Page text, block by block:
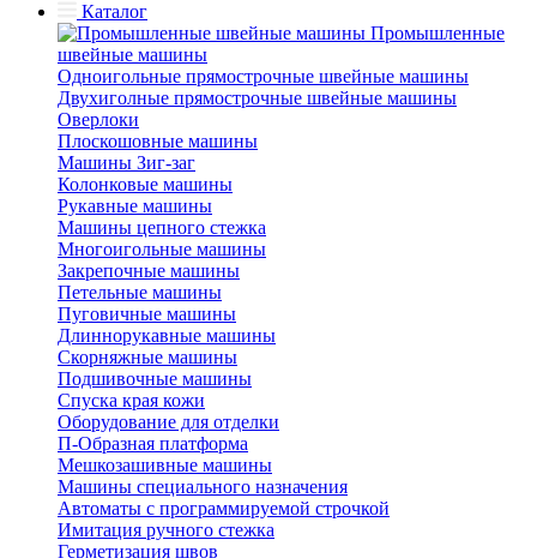
Каталог
Промышленные
швейные машины
Одноигольные прямострочные швейные машины
Двухиголные прямострочные швейные машины
Оверлоки
Плоскошовные машины
Машины Зиг-заг
Колонковые машины
Рукавные машины
Машины цепного стежка
Многоигольные машины
Закрепочные машины
Петельные машины
Пуговичные машины
Длиннорукавные машины
Скорняжные машины
Подшивочные машины
Спуска края кожи
Оборудование для отделки
П-Образная платформа
Мешкозашивные машины
Машины специального назначения
Автоматы с программируемой строчкой
Имитация ручного стежка
Герметизация швов